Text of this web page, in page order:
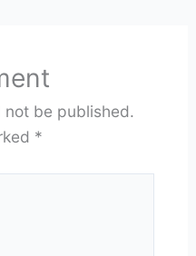
not be published.
*